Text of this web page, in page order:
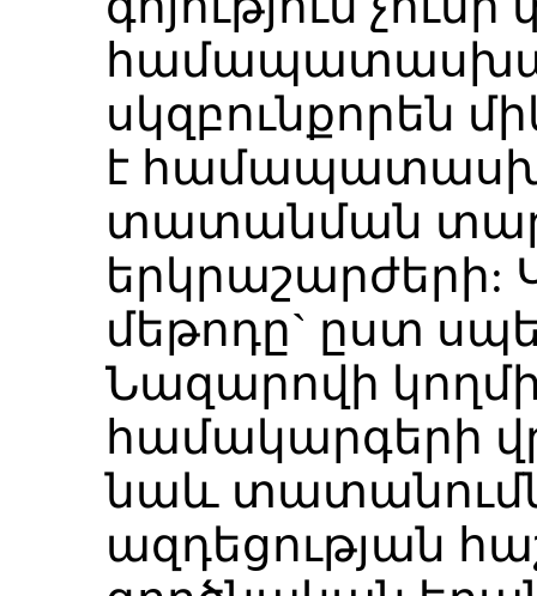
սկզբունքորեն
է
տատանման
երկրաշարժերի:
մեթոդը` ըստ
Նազարովի
համակարգերի
նաև
ազդեցության